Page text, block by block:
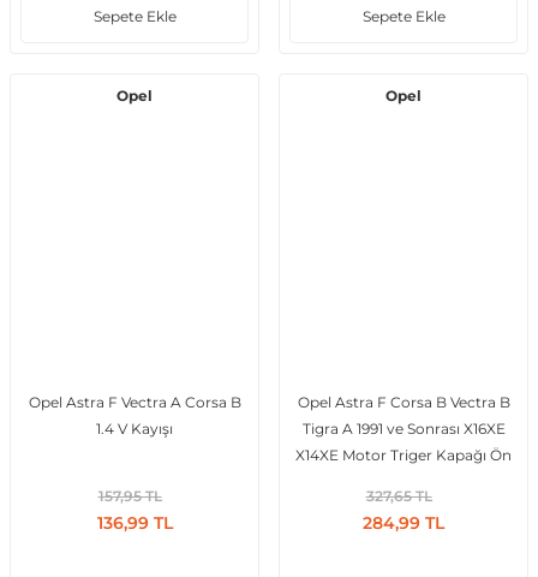
Sepete Ekle Sepete Ekle
Opel
Opel Astra F Vectra A Corsa B
1.4 V Kayışı
157,95 TL
136,99 TL
Opel
Opel Astra F Corsa B Vectra B
Tigra A 1991 ve Sonrası X16XE
X14XE Motor Triger Kapağı Ön
327,65 TL
284,99 TL